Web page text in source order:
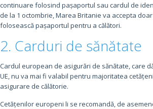
continuare folosind pașaportul sau cardul de
de la 1 octombrie, Marea Britanie va accepta
folosească pașaportul pentru a călători.
2. Carduri de sănătate
Cardul european de asigurări de sănătate, care
UE, nu va mai fi valabil pentru majoritatea
asigurare de călătorie.
Cetățenilor europeni li se recomandă, de